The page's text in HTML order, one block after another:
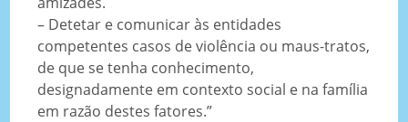
– Detetar e comunicar às entidades
competentes casos de violência ou maus-tratos,
de que se tenha conhecimento,
designadamente em contexto social e na família
em razão destes fatores.”